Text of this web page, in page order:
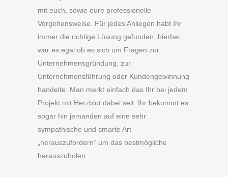
mit euch, sowie eure professionelle
Vorgehensweise. Für jedes Anliegen habt Ihr
immer die richtige Lösung gefunden, hierbei
war es egal ob es sich um Fragen zur
Unternehmensgründung, zur
Unternehmensführung oder Kundengewinnung
handelte. Man merkt einfach das Ihr bei jedem
Projekt mit Herzblut dabei seit. Ihr bekommt es
sogar hin jemanden auf eine sehr
sympathische und smarte Art
„herauszufordern“ um das bestmögliche
herauszuholen.